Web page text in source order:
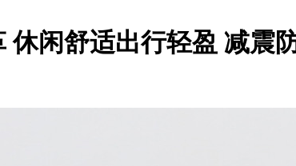
闲舒适出行轻盈 减震